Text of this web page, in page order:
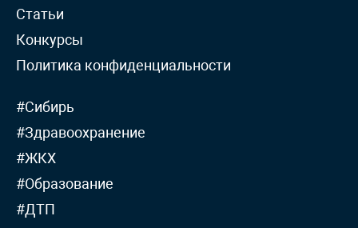
Статьи
Конкурсы
Политика конфиденциальности
#Сибирь
#Здравоохранение
#ЖКХ
#Образование
#ДТП